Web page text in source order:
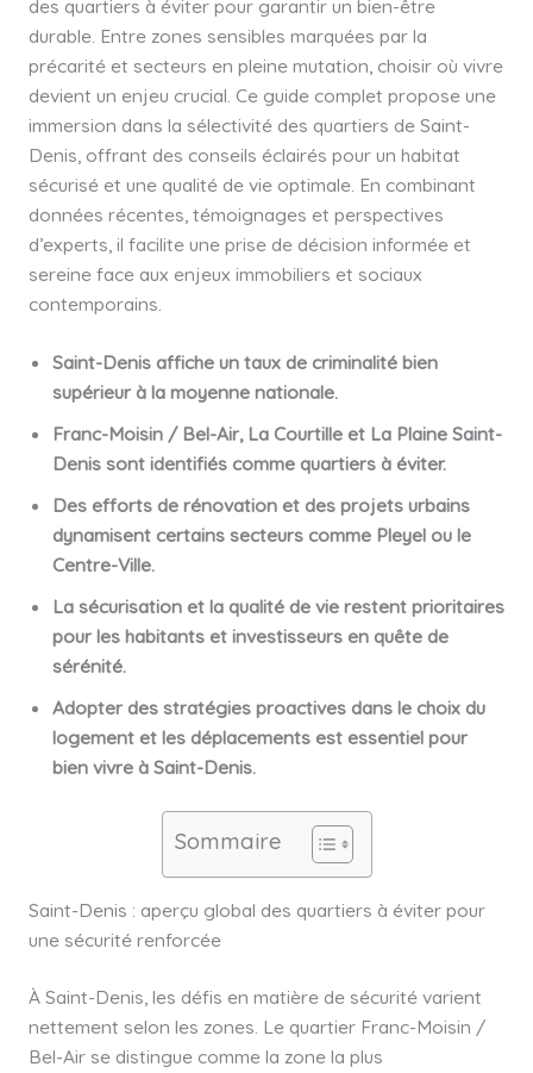
des quartiers à éviter pour garantir un bien-être
durable. Entre zones sensibles marquées par la
précarité et secteurs en pleine mutation, choisir où vivre
devient un enjeu crucial. Ce guide complet propose une
immersion dans la sélectivité des quartiers de Saint-
Denis, offrant des conseils éclairés pour un habitat
sécurisé et une qualité de vie optimale. En combinant
données récentes, témoignages et perspectives
d’experts, il facilite une prise de décision informée et
sereine face aux enjeux immobiliers et sociaux
contemporains.
Saint-Denis affiche un taux de criminalité bien
supérieur à la moyenne nationale.
Franc-Moisin / Bel-Air, La Courtille et La Plaine Saint-
Denis sont identifiés comme quartiers à éviter.
Des efforts de rénovation et des projets urbains
dynamisent certains secteurs comme Pleyel ou le
Centre-Ville.
La sécurisation et la qualité de vie restent prioritaires
pour les habitants et investisseurs en quête de
sérénité.
Adopter des stratégies proactives dans le choix du
logement et les déplacements est essentiel pour
bien vivre à Saint-Denis.
Sommaire
Saint-Denis : aperçu global des quartiers à éviter pour
une sécurité renforcée
À Saint-Denis, les défis en matière de sécurité varient
nettement selon les zones. Le quartier Franc-Moisin /
Bel-Air se distingue comme la zone la plus